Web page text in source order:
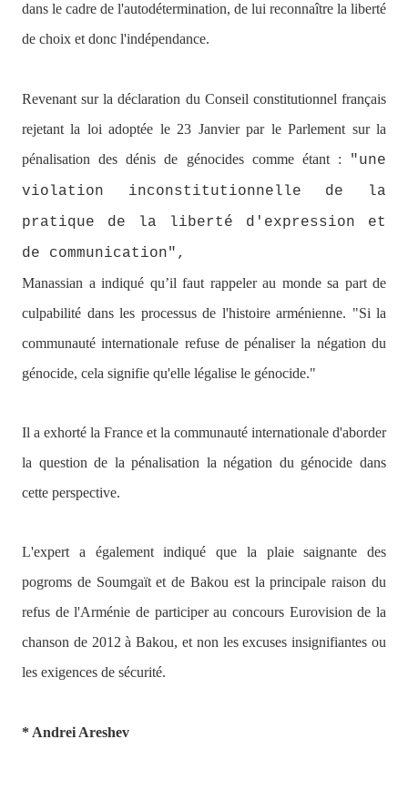
dans le cadre de l'autodétermination, de lui reconnaître la liberté
de choix et donc l'indépendance.
Revenant sur la déclaration du Conseil constitutionnel français
rejetant la loi adoptée le 23 Janvier par le Parlement sur la
pénalisation des dénis de génocides comme étant :
"une
violation inconstitutionnelle de la
pratique de la liberté d'expression et
de communication",
Manassian a indiqué qu’il faut rappeler au monde sa part de
culpabilité dans les processus de l'histoire arménienne. "Si la
communauté internationale refuse de pénaliser la négation du
génocide, cela signifie qu'elle légalise le génocide."
Il a exhorté la France et la communauté internationale d'aborder
la question de la pénalisation la négation du génocide dans
cette perspective.
L'expert a également indiqué que la plaie saignante des
pogroms de Soumgaït et de Bakou est la principale raison du
refus de l'Arménie de participer au concours Eurovision de la
chanson de 2012 à Bakou, et non les excuses insignifiantes ou
les exigences de sécurité.
* Andrei Areshev